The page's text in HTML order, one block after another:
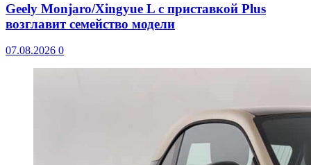
Geely Monjaro/Xingyue L с приставкой Plus
возглавит семейство модели
07.08.2026 0